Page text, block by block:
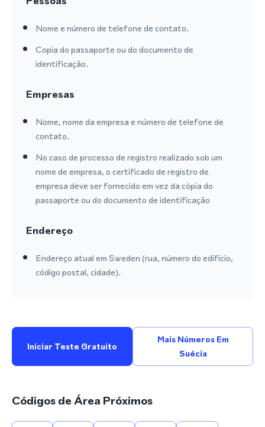
Nome e número de telefone de contato.
Copia do passaporte ou do documento de
identificação.
Empresas
Nome, nome da empresa e número de telefone de
contato.
No caso de processo de registro realizado sob um
nome de empresa, o certificado de registro de
empresa deve ser fornecido em vez da cópia do
passaporte ou do documento de identificação
Endereço
Endereço atual em Sweden (rua, número do edifício,
código postal, cidade).
Iniciar Teste Gratuito
Mais Números Em
Suécia
Códigos de Área Próximos